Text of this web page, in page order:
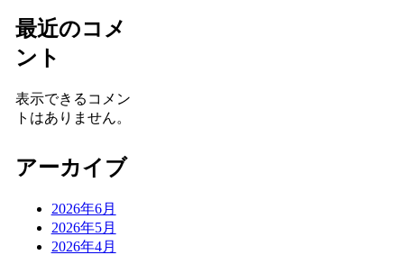
最近のコメ
ント
表示できるコメン
トはありません。
アーカイブ
2026年6月
2026年5月
2026年4月